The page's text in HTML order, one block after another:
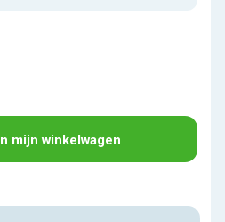
In mijn winkelwagen